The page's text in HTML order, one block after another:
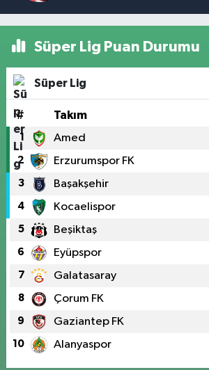
Süper Lig Puan Durumu
Süper Lig
# Takım
1 Amed
2 Erzurumspor FK
3 Başakşehir
4 Kocaelispor
5 Beşiktaş
6 Eyüpspor
7 Galatasaray
8 Çorum FK
9 Gaziantep FK
10 Alanyaspor